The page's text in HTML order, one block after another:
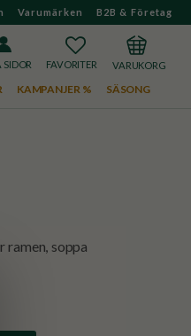
Varumärken B2B & Företag
FAVORITERKUNDVAGN
KAMPANJER % SÄSONG
ramen, soppa